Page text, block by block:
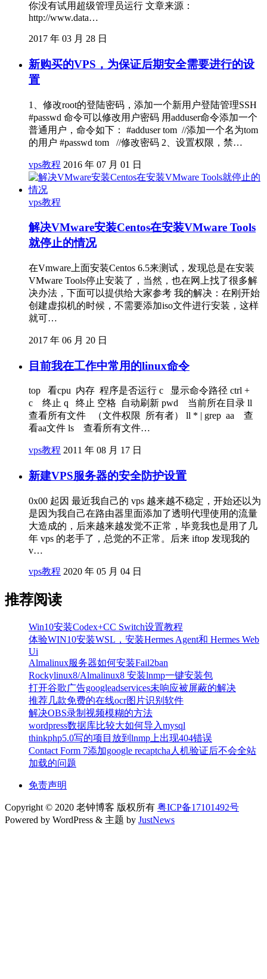
你没有试用超级管理员运行 文章来源：
http://www.data…
2017 年 03 月 28 日
新购买的VPS，为保证后期安全需要进行的设
置
1、修改root的登陆密码，添加一个新用户登陆管理SSH
#passwd 命令可以修改用户密码 用adduser命令添加一个
普通用户，命令如下： #adduser tom //添加一个名为tom
的用户 #passwd tom //修改密码 2、设置权限，禁…
vps教程 2016 年 07 月 01 日
vps教程
解决VMware安装Centos在安装VMware Tools
就停止的情况
在Vmware上面安装Centos 6.5来测试，发现总是在安装
VMware Tools停止安装了，当然，也在网上找了很多解
决办法，下面可以提供给大家参考 我的解决：在刚开始
创建虚拟机的时候，不需要添加iso文件进行安装，这样
就可…
2017 年 06 月 20 日
目前我在工作中常用的linux命令
top 看cpu 内存 程序是否运行 c 显示命令路径 ctrl +
c 终止 q 终止 空格 自动刷新 pwd 当前所在目录 ll
查看所有文件 （文件权限 所有者） ll * | grep aa 查
看aa文件 ls 查看所有文件…
vps教程 2011 年 08 月 17 日
新建VPS服务器的安全防护设置
0x00 起因 最近我自己的 vps 越来越不稳定，开始还以为
是因为我自己在路由器里面添加了透明代理使用的流量
大造成的，后来越来越发觉不正常，毕竟我也是用了几
年 vps 的老手了，总觉的不正常。后来 iftop 发现我的
v…
vps教程 2020 年 05 月 04 日
推荐阅读
Win10安装Codex+CC Switch设置教程
体验WIN10安装WSL，安装Hermes Agent和 Hermes Web
Ui
Almalinux服务器如何安装Fail2ban
Rockylinux8/Almalinux8 安装lnmp一键安装包
打开谷歌广告googleadservices未响应被屏蔽的解决
推荐几款免费的在线ocr图片识别软件
解决OBS录制视频模糊的方法
wordpress数据库比较大如何导入mysql
thinkphp5.0写的项目放到lnmp上出现404错误
Contact Form 7添加google recaptcha人机验证后不会全站
加载的问题
免责声明
Copyright © 2020 老钟博客 版权所有 粤ICP备17101492号
Powered by WordPress & 主题 by JustNews